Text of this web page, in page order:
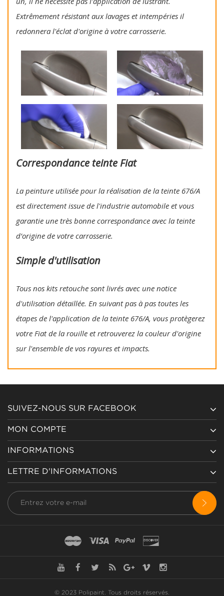
Extrêmement résistant aux lavages et intempéries il
redonnera l'éclat d'origine à votre carrosserie.
Correspondance teinte Fiat
La peinture utilisée pour la réalisation de la teinte 676/A
est directement issue de l'industrie automobile et vous
garantie une très bonne correspondance avec la teinte
d’origine de votre carrosserie.
Simple d'utilisation
Tous nos kits retouche sont livrés avec une notice
d'utilisation détaillée. En suivant pas à pas toutes les
étapes de l'application de la teinte 676/A, vous protègerez
votre Fiat de la rouille et retrouverez la couleur d'origine
sur l'ensemble de vos rayures et impacts.
SUIVEZ-NOUS SUR FACEBOOK
MON COMPTE
INFORMATIONS
LETTRE D'INFORMATIONS
© 2023 Polipaint. Tous droits réservés.